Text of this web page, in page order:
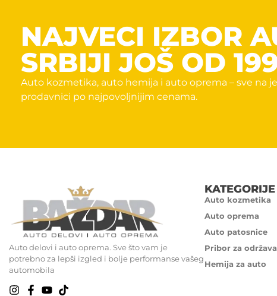
NAJVECI IZBOR
SRBIJI JOŠ OD
Auto kozmetika, auto hemija i auto oprema – sve na
prodavnici po najpovoljnijim cenama.
Auto delovi i auto oprema. Sve što vam je
potrebno za lepši izgled i bolje performanse vašeg
automobila
Auto kozmetika
Auto oprema
Auto patosnice
Pribor za
Hemija za auto